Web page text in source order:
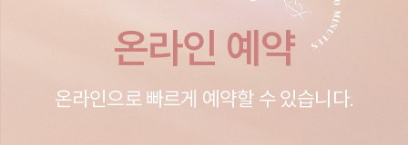
온라인 예약
온라인으로 빠르게 예약할 수 있습니다.